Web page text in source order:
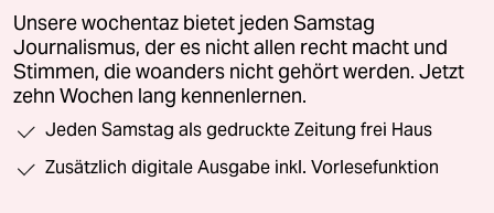
Unsere wochentaz bietet jeden Samstag
Journalismus, der es nicht allen recht macht und
Stimmen, die woanders nicht gehört werden. Jetzt
zehn Wochen lang kennenlernen.
Jeden Samstag als gedruckte Zeitung frei Haus
Zusätzlich digitale Ausgabe inkl. Vorlesefunktion